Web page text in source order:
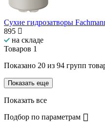
Сухие гидрозатворы
895
на складе
Товаров 1
Показано 20 из 94 групп
Показать еще
Показать все
Подбор по параметрам